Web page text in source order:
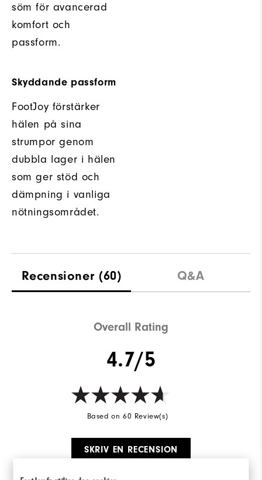
söm för avancerad
komfort och
passform.
Skyddande passform
FootJoy förstärker
hälen på sina
strumpor genom
dubbla lager i hälen
som ger stöd och
dämpning i vanliga
nötningsområdet.
Recensioner (60) Q&A
Overall Rating
4.7/5
Based on 60 Review(s)
SKRIV EN RECENSION